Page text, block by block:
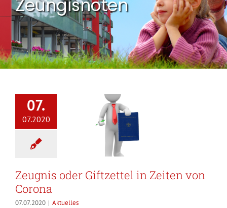
Zeungisnoten
07.
07.2020
Zeugnis oder Giftzettel in Zeiten von
Corona
07.07.2020 | Aktuelles